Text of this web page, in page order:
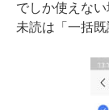
でしか使えな
未読は「一括既